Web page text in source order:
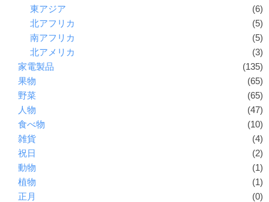
東アジア
(6)
北アフリカ
(5)
南アフリカ
(5)
北アメリカ
(3)
家電製品
(135)
果物
(65)
野菜
(65)
人物
(47)
食べ物
(10)
雑貨
(4)
祝日
(2)
動物
(1)
植物
(1)
正月
(0)